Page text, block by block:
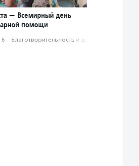
— Всемирный день
помощи
· Благотвори­тель­ность и доброволь­чест­во